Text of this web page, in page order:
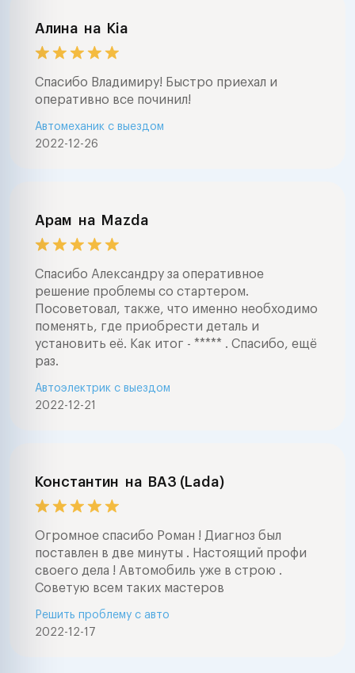
Алина на Kia
Спасибо Владимиру! Быстро приехал и
оперативно все починил!
2022-12-26
Автомеханик с выездом
Арам на Mazda
Спасибо Александру за оперативное
решение проблемы со стартером.
Посоветовал, также, что именно необходимо
поменять, где приобрести деталь и
установить её. Как итог - ***** . Спасибо, ещё
раз.
2022-12-21
Автоэлектрик с выездом
Константин на ВАЗ (Lada)
Огромное спасибо Роман ! Диагноз был
поставлен в две минуты . Настоящий профи
своего дела ! Автомобиль уже в строю .
Советую всем таких мастеров
2022-12-17
Решить проблему с авто